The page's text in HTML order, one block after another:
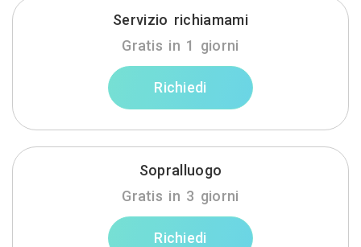
Servizio richiamami
Gratis in 1 giorni
Richiedi
Sopralluogo
Gratis in 3 giorni
Richiedi